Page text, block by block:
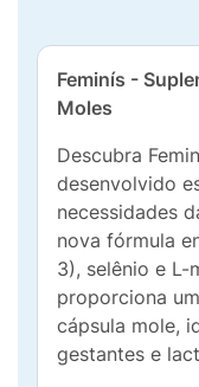
Feminís -
Moles
Descubra
desenvolvido
necessidades
nova fórmula
3), selênio e L-
proporciona
cápsula mole,
gestantes e